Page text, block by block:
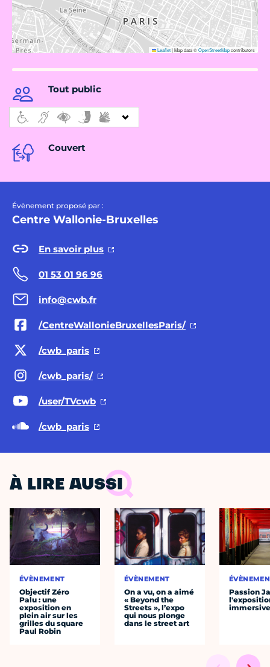
Leaflet|Map data ©OpenStreetMapcontributors
Tout public
Couvert
Évènement proposé par :
Centre Wallonie-Bruxelles
En savoir plus
01 53 01 96 96
info@cwb.fr
/CentreWallonieBruxellesParis/
/cwb_paris
/cwb_paris/
/user/TVcwb
/cwb_paris
À LIRE AUSSI
ÉVÈNEMENT
Objectif Zéro
Palu : une
exposition en
plein air sur les
grilles du square
Paul Robin
ÉVÈNEMENT
On a vu, on a aimé
« Beyond the
Streets », l’expo
qui nous plonge
dans le street art
Passion